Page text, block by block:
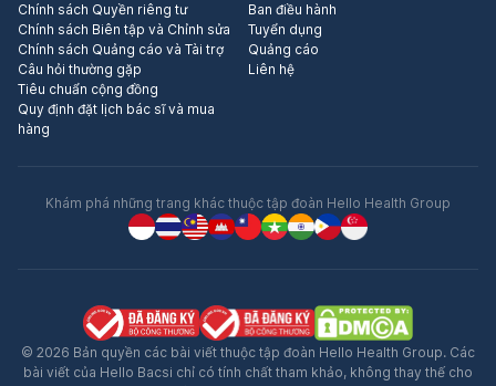
Chính sách Quyền riêng tư
Chính sách Biên tập và Chỉnh sửa
Chính sách Quảng cáo và Tài trợ
Câu hỏi thường gặp
Tiêu chuẩn cộng đồng
Quy định đặt lịch bác sĩ và mua
hàng
Ban điều hành
Tuyển dụng
Quảng cáo
Liên hệ
Khám phá những trang khác thuộc tập đoàn Hello Health Group
© 2026 Bản quyền các bài viết thuộc tập đoàn Hello Health Group. Các
bài viết của Hello Bacsi chỉ có tính chất tham khảo, không thay thế cho